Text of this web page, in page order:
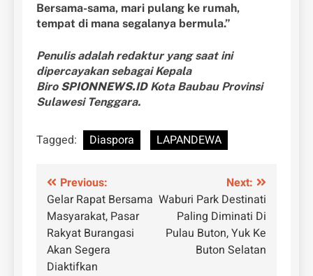
Bersama-sama, mari pulang ke rumah,
tempat di mana segalanya bermula.”
Penulis adalah redaktur yang saat ini
dipercayakan sebagai Kepala
Biro SPIONNEWS.IDKota Baubau Provinsi
Sulawesi Tenggara.
Tagged: Diaspora LAPANDEWA
Navigasi
pos
Previous:
Gelar Rapat Bersama
Masyarakat, Pasar
Rakyat Burangasi
Akan Segera
Diaktifkan
Next:
Waburi Park Destinati
Paling Diminati Di
Pulau Buton, Yuk Ke
Buton Selatan